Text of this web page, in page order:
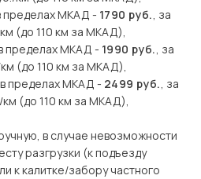
пределах МКАД - 1790 руб., за
(до 110 км за МКАД),
пределах МКАД - 1990 руб., за
(до 110 км за МКАД),
в пределах МКАД - 2499 руб., за
(до 110 км за МКАД),
в случае невозможности
разгрузки (к подъезду
к калитке/забору частного